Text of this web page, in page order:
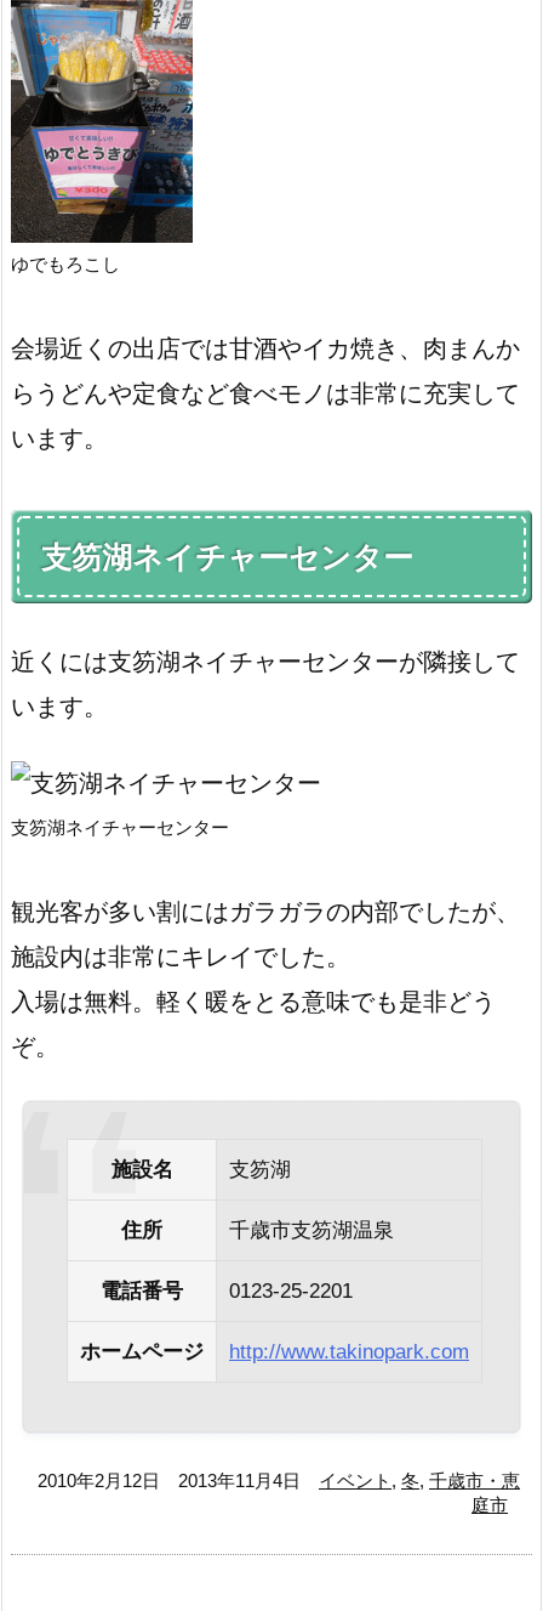
ゆでもろこし
会場近くの出店では甘酒やイカ焼き、肉まんか
らうどんや定食など食べモノは非常に充実して
います。
支笏湖ネイチャーセンター
近くには支笏湖ネイチャーセンターが隣接して
います。
支笏湖ネイチャーセンター
観光客が多い割にはガラガラの内部でしたが、
施設内は非常にキレイでした。
入場は無料。軽く暖をとる意味でも是非どう
ぞ。
施設名 支笏湖
住所 千歳市支笏湖温泉
電話番号 0123-25-2201
ホームページ http://www.takinopark.com
2010年2月12日 2013年11月4日 イベント , 冬, 千歳市・恵
庭市